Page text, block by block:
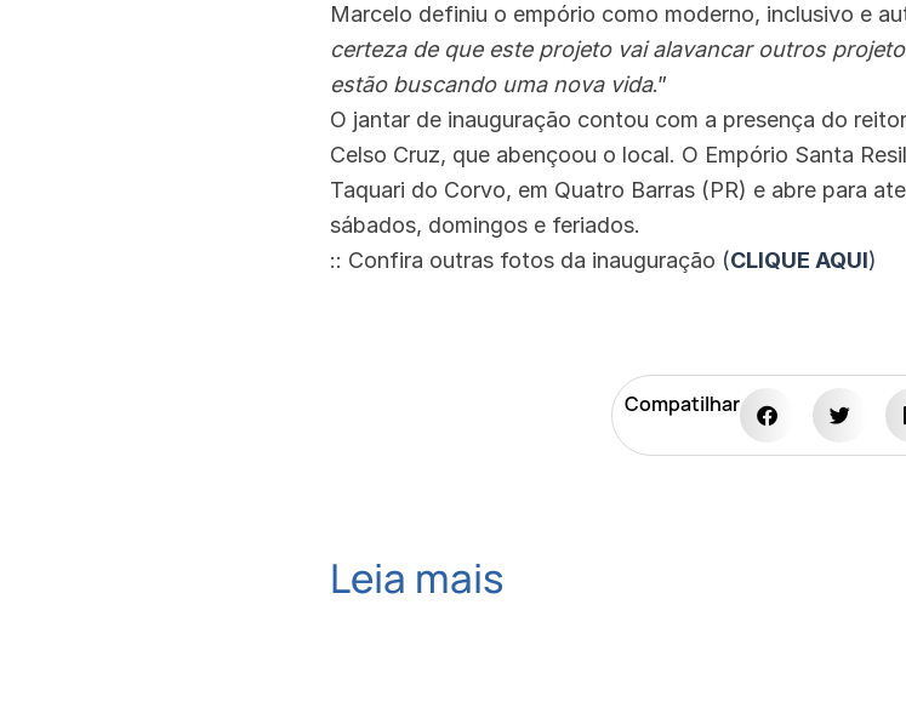
Marcelo definiu o empório como moderno, inclusivo e
certeza de que este projeto vai alavancar outros
estão buscando uma nova vida.”
O jantar de inauguração contou com a presença do
Celso Cruz, que abençoou o local. O Empório Santa
Taquari do Corvo, em Quatro Barras (PR) e abre para
sábados, domingos e feriados.
:: Confira outras fotos da inauguração (CLIQUE AQUI)
Compatilhar
Leia mais